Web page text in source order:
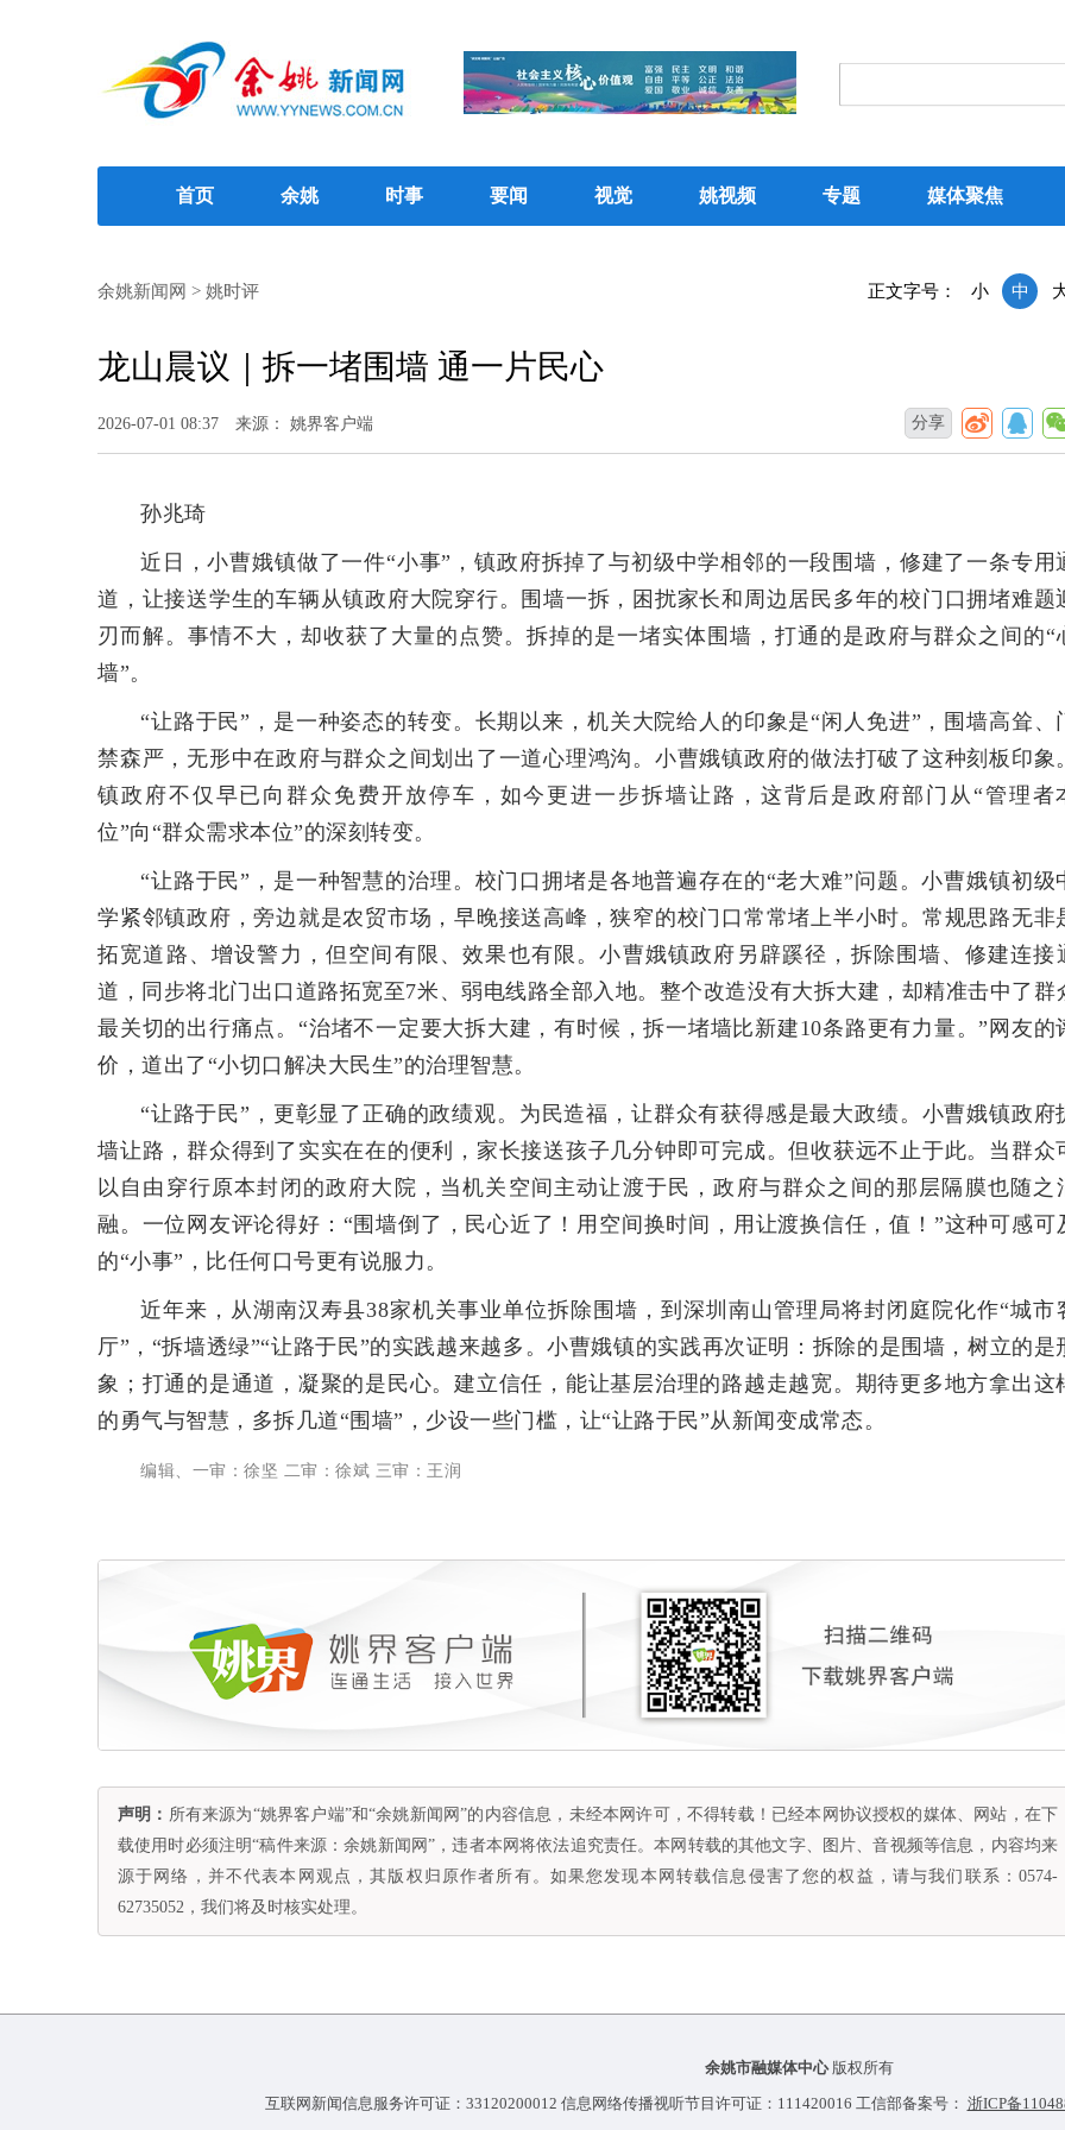
首页 余姚 时事 要闻 视觉 姚视频 专题 媒体聚焦
正文字号： 小 中
余姚新闻网 > 姚时评
龙山晨议｜拆一堵围墙 通一片民心
2026-07-01 08:37 来源： 姚界客户端 分享
孙兆琦
近日，小曹娥镇做了一件“小事”，镇政府拆掉了与初级中学相邻的一段围墙，修建了一条专用
道，让接送学生的车辆从镇政府大院穿行。围墙一拆，困扰家长和周边居民多年的校门口拥堵难题
刃而解。事情不大，却收获了大量的点赞。拆掉的是一堵实体围墙，打通的是政府与群众之间的“
墙”。
“让路于民”，是一种姿态的转变。长期以来，机关大院给人的印象是“闲人免进”，围墙高耸、
禁森严，无形中在政府与群众之间划出了一道心理鸿沟。小曹娥镇政府的做法打破了这种刻板印象。
镇政府不仅早已向群众免费开放停车，如今更进一步拆墙让路，这背后是政府部门从“管理者
位”向“群众需求本位”的深刻转变。
“让路于民”，是一种智慧的治理。校门口拥堵是各地普遍存在的“老大难”问题。小曹娥镇初级
学紧邻镇政府，旁边就是农贸市场，早晚接送高峰，狭窄的校门口常常堵上半小时。常规思路无非
拓宽道路、增设警力，但空间有限、效果也有限。小曹娥镇政府另辟蹊径，拆除围墙、修建连接
道，同步将北门出口道路拓宽至7米、弱电线路全部入地。整个改造没有大拆大建，却精准击中了群
最关切的出行痛点。“治堵不一定要大拆大建，有时候，拆一堵墙比新建10条路更有力量。”网友的
价，道出了“小切口解决大民生”的治理智慧。
“让路于民”，更彰显了正确的政绩观。为民造福，让群众有获得感是最大政绩。小曹娥镇政府
墙让路，群众得到了实实在在的便利，家长接送孩子几分钟即可完成。但收获远不止于此。当群众
以自由穿行原本封闭的政府大院，当机关空间主动让渡于民，政府与群众之间的那层隔膜也随之
融。一位网友评论得好：“围墙倒了，民心近了！用空间换时间，用让渡换信任，值！”这种可感可
的“小事”，比任何口号更有说服力。
近年来，从湖南汉寿县38家机关事业单位拆除围墙，到深圳南山管理局将封闭庭院化作“城市
厅”，“拆墙透绿”“让路于民”的实践越来越多。小曹娥镇的实践再次证明：拆除的是围墙，树立的是
象；打通的是通道，凝聚的是民心。建立信任，能让基层治理的路越走越宽。期待更多地方拿出这
的勇气与智慧，多拆几道“围墙”，少设一些门槛，让“让路于民”从新闻变成常态。
编辑、一审：徐坚 二审：徐斌 三审：王润
声明： 所有来源为“姚界客户端”和“余姚新闻网”的内容信息，未经本网许可，不得转载！已经本网协议授权的媒体、网站，在下
载使用时必须注明“稿件来源：余姚新闻网”，违者本网将依法追究责任。本网转载的其他文字、图片、音视频等信息，内容均来
源于网络，并不代表本网观点，其版权归原作者所有。如果您发现本网转载信息侵害了您的权益，请与我们联系：0574-
62735052，我们将及时核实处理。
余姚市融媒体中心版权所有
互联网新闻信息服务许可证：33120200012 信息网络传播视听节目许可证：111420016 工信部备案号： 浙ICP备